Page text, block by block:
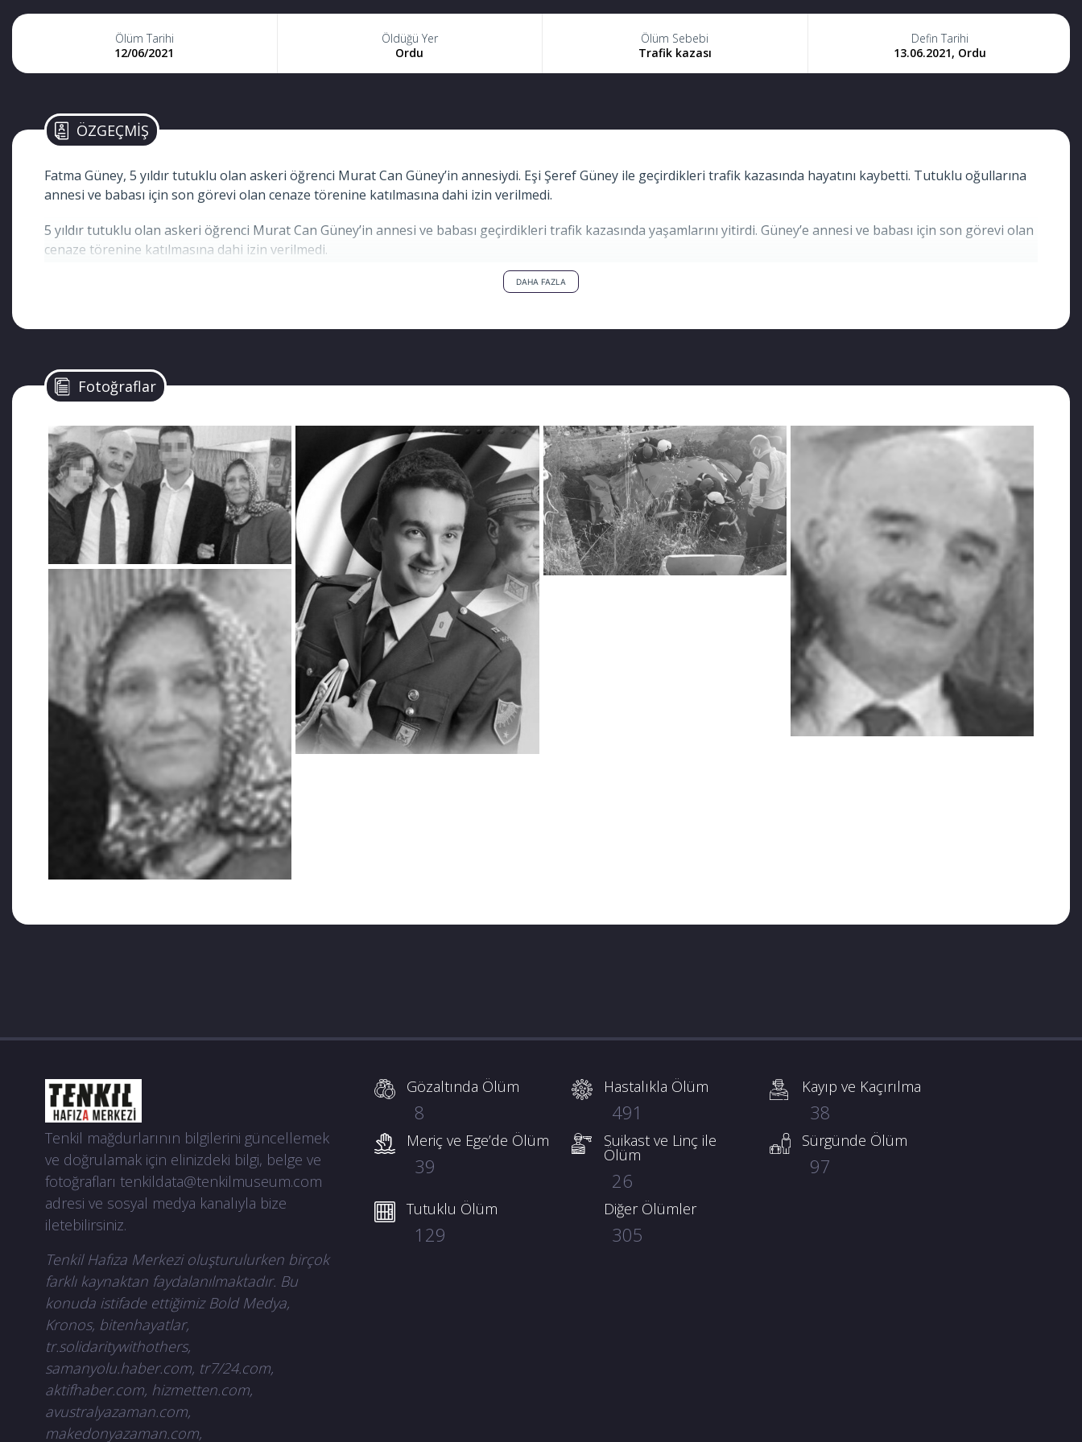
Ölüm Tarihi
12/06/2021
Öldüğü Yer
Ordu
Ölüm Sebebi
Trafik kazası
Defin Tarihi
13.06.2021, Ordu
ÖZGEÇMİŞ
Fatma Güney, 5 yıldır tutuklu olan askeri öğrenci Murat Can Güney’in annesiydi. Eşi Şeref Güney ile geçirdikleri trafik kazasında hayatını kaybetti. Tutuklu oğullarına
annesi ve babası için son görevi olan cenaze törenine katılmasına dahi izin verilmedi.
5 yıldır tutuklu olan askeri öğrenci Murat Can Güney’in annesi ve babası geçirdikleri trafik kazasında yaşamlarını yitirdi. Güney’e annesi ve babası için son görevi olan
cenaze törenine katılmasına dahi izin verilmedi.
Ordu’nun Fatsa ilçesinde meydana gelen trafik kazasında sürücü Şeref Güney ile eşi Fatma Güney ağır yaralandı. Güney çifti, 112 ekipleri tarafından ambulansla
“BM SERBEST BIRAK DEDİ, BIRAKMADILAR”
anne babasını trafik kazasında kaybetti. Şimdi bıraksalar telafi edebilir mi bu acıyı? Bu gülen yüze ‘Anneni ve babanı kaybettik.’ demek kolay mı? Ya cenazeye kelepçeli
gitse mi gitmese mi karar vermek? Bir gecede hem annesini hem babasını kaybeden Harbiyeliye bu haberi vermek de bana düşüyor. Nasıl? Rahat mıyız yattığımız
yerde?” dedi.
ÖĞRENCiNiN ANNESiNE VE BABASINA KARŞI SON DEFA DiNi, ViCDANI VE iNSANi BiR TÖRENE KATILMA HAKKI ELiNDEN ALINDI
Silivri’de tutuklu bulunan askeri öğrenci Murat Can Güney’in annesi ve babasının cenaze törenine katılmasına izin verilmemesi muhalefet partilerinin ve bazı sivil
toplum örgütlerinin tepkisine yol açtı. Samsun’dan Ordu’ya giderken geçirdikleri trafik kazasında anne babasını yitiren Murat Can Güney’in ebeveynlerin Fatsa’da
düzenlenecek cenaze törenine katılması konusundaki talebine savcılığın olumlu görüş bildirdiği, ancak talebin jandarma yetkilileri tarafından Covid-19 salgını
nedeniyle tedbir alma konusunda zorluk yaşandığı gerekçesiyle reddedildiği belirtildi.
Konuyla ilgili Adalet Bakanlığı’na not gönderdiğini açıklayan Cumhuriyet Halk Partisi (CHP) milletvekili Sezgin Tanrıkulu sosyal medya hesabından paylaştığı videoda,
öğrencinin annesine ve babasına karşı son defa dini, vicdani ve insani bir törene katılma hakkının elinden alındığını söyledi ve “Hiç olmazsa taziye hakkını tanıyın.
Böyle subjektif bir kararı olur mu jandarmanın?” ifadelerini kullandı. Müebbet alan askeri öğrencilerin anneleri anlatıyor: Yetiştiren de, ceza veren de devlet. Covid-19
salgınına rağmen kongre salonlarında, camide ibadet sırasında binlerce kişinin bir araya gelmesine izin verildiği hatırlatan Tanrıkulu “Tutuklunun yasal hakkı olan
törene katılmasını engelleyip vicdani ve insanı suçla anılmayın” diye yazdı.
Olaya ilişkin Halkların Demokrasi Partisi (HDP) milletvekillerinden de tepki geldi. HDP Şırnak Milletvekili ve TBMM İnsan Hakları İnceleme Komisyonu ve Anayasa
Komisyonu Üyesi Hüseyin Kaçmaz sosyal medya hesabında “Trafik kazasında anne ve babasını kaybetti. Güvenlik gerekçesiyle cenazeye katılmasına izin verilmemesi
hukuka ve vicdana aykırı olacaktır” paylaşımında bulundu. HDP İstanbul Milletvekili Hüda Kaya da sosyal medya paylaşımında Murat Can Güney için “O sadece bir
öğrenci” diyerek güvenlik gerekçesiyle cenazeye katılmasına izin verilmemesi hukuk ve insanlık dışı olduğunu belirtti. Avrupa Adalet İnisiyatifi de “Devlet yetkililerine
düşen kin ve nefret duyguları ile değil, aklıselim ve vicdanla, insan onurunu üstün tutan hukuka uygun olarak hareket etmek.! Anne ve babasına karşı son görevini
yapmasına engel olmayın.!” ifadeleriyle tepki göstermişti.
DAHA FAZLA
Fotoğraflar
Tenkil mağdurlarının bilgilerini güncellemek
ve doğrulamak için elinizdeki bilgi, belge ve
fotoğrafları tenkildata@tenkilmuseum.com
adresi ve sosyal medya kanalıyla bize
iletebilirsiniz.
Tenkil Hafıza Merkezi oluşturulurken birçok
farklı kaynaktan faydalanılmaktadır. Bu
konuda istifade ettiğimiz Bold Medya,
Kronos, bitenhayatlar,
tr.solidaritywithothers,
samanyolu.haber.com, tr7/24.com,
aktifhaber.com, hizmetten.com,
avustralyazaman.com,
makedonyazaman.com,
Gözaltında Ölüm
8
Hastalıkla Ölüm
491
Kayıp ve Kaçırılma
38
Meriç ve Ege’de Ölüm
39
Suikast ve Linç ile
Ölüm
26
Sürgünde Ölüm
97
Tutuklu Ölüm
129
Diğer Ölümler
305